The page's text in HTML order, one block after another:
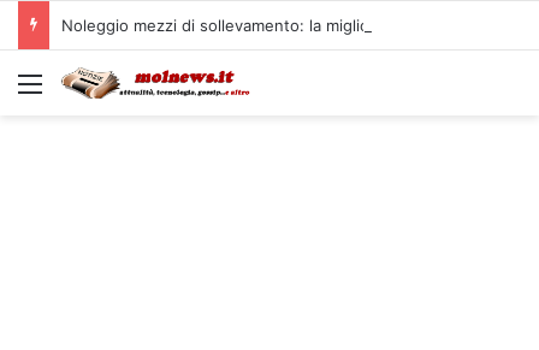
Noleggio mezzi di sollevamento: la migliore soluzione
Menu